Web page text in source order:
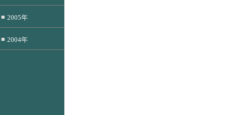
■ 2005年
■ 2004年